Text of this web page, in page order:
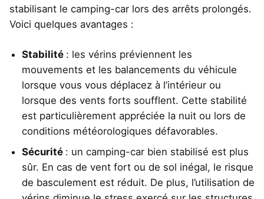
stabilisant le camping-car lors des arrêts prolongés.
Voici quelques avantages :
Stabilité : les vérins préviennent les
mouvements et les balancements du véhicule
lorsque vous vous déplacez à l’intérieur ou
lorsque des vents forts soufflent. Cette stabilité
est particulièrement appréciée la nuit ou lors de
conditions météorologiques défavorables.
Sécurité : un camping-car bien stabilisé est plus
sûr. En cas de vent fort ou de sol inégal, le risque
de basculement est réduit. De plus, l’utilisation de